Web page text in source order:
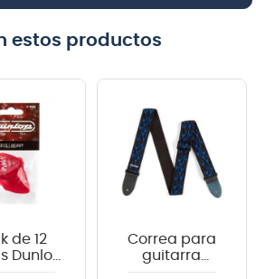
estos productos
de 12
Dunlop
Correa para
guitarra